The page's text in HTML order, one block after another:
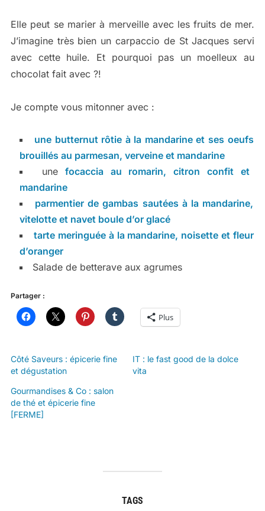
Elle peut se marier à merveille avec les fruits de mer.
J’imagine très bien un carpaccio de St Jacques servi
avec cette huile. Et pourquoi pas un moelleux au
chocolat fait avec ?!
Je compte vous mitonner avec :
une butternut rôtie à la mandarine et ses oeufs
brouillés au parmesan, verveine et mandarine
unefocaccia au romarin, citron confit et
mandarine
parmentier de gambas sautées à la mandarine,
vitelotte et navet boule d’or glacé
tarte meringuée à la mandarine, noisette et fleur
d’oranger
Salade de betterave aux agrumes
Partager :
Plus
Côté Saveurs : épicerie fine
et dégustation
IT : le fast good de la dolce
vita
Gourmandises & Co : salon
de thé et épicerie fine
[FERME]
TAGS